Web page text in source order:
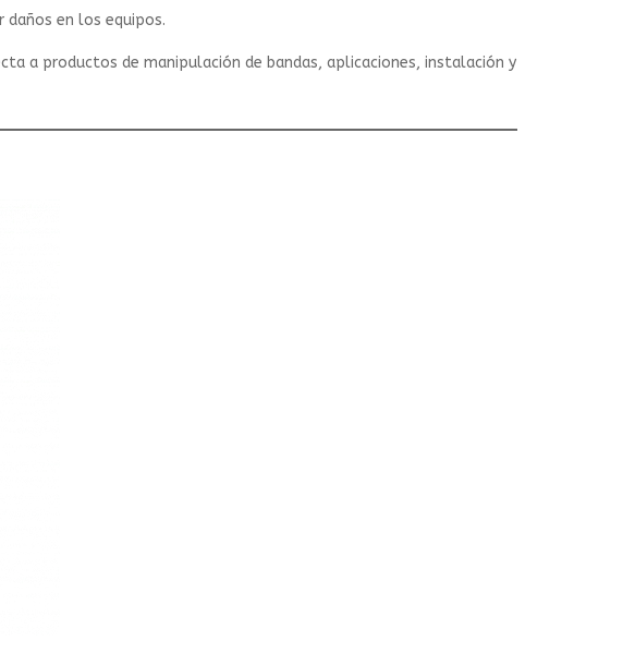
daños en los equipos.
a productos de manipulación de bandas, aplicaciones, instalación y